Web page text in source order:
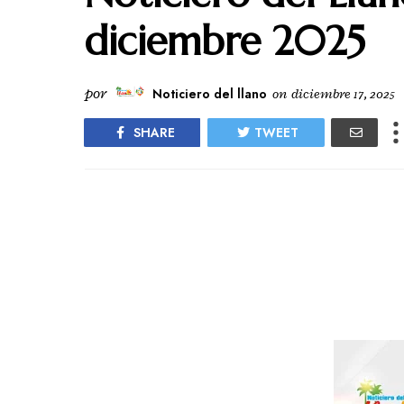
diciembre 2025
por Noticiero del llano on diciembre 17, 2025
SHARE TWEET